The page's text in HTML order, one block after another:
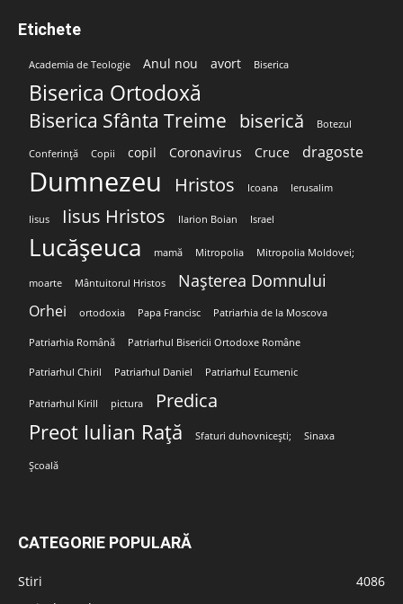
Etichete
Academia de Teologie Anul nou avort Biserica
Biserica Ortodoxă
Biserica Sfânta Treime biserică Botezul
Conferință Copii copil Coronavirus Cruce dragoste
Dumnezeu Hristos Icoana Ierusalim
Iisus Iisus Hristos Ilarion Boian Israel
Lucășeuca mamă Mitropolia Mitropolia Moldovei;
moarte Mântuitorul Hristos Nașterea Domnului
Orhei ortodoxia Papa Francisc Patriarhia de la Moscova
Patriarhia Română Patriarhul Bisericii Ortodoxe Române
Patriarhul Chiril Patriarhul Daniel Patriarhul Ecumenic
Patriarhul Kirill pictura Predica
Preot Iulian Rață Sfaturi duhovnicești; Sinaxa
Școală
CATEGORIE POPULARĂ
Stiri
4086